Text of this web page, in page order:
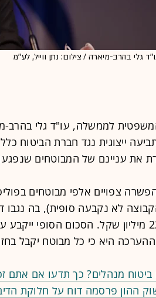
גלי בהרב-מיארה / צילום: נתן ווייל, לע''מ
לממשלה, עו"ד גלי
ייצוגית נגד חברת הביטוח
את עניינם של המבוטחים
צפויים אלפי מבוטחים
מיליון ל-22 מיליון שקל. הסכום הסופי
היא כי כל מבוטח יקבל
ביטוח מנהלים? כך תדעו אם אתם
ההון פרסמה דוח על חלוקת